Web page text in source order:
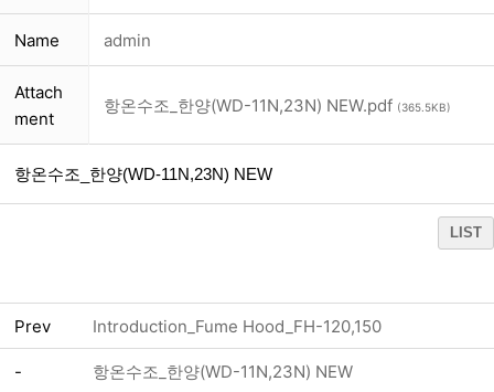
Name admin
Attach
ment
항온수조_한양(WD-11N,23N) NEW.pdf (365.5KB)
항온수조_한양(WD-11N,23N) NEW
LIST
Prev Introduction_Fume Hood_FH-120,150
- 항온수조_한양(WD-11N,23N) NEW